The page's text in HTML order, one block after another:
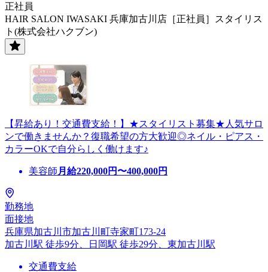
正社員
HAIR SALON IWASAKI 兵庫加古川店［正社員］スタイリス
ト(株式会社ハクブン)
【昇給あり！交通費支給！】★スタイリスト募集★人気サロ
ンで働きませんか？復職希望の方大歓迎◎ネイル・ピアス・
カラーOKで自分らしく働けます♪
美容師 月給220,000円〜400,000円
勤務地
面接地
兵庫県加古川市加古川町寺家町173-24
加古川駅 徒歩9分、日岡駅 徒歩29分、東加古川駅
交通費支給